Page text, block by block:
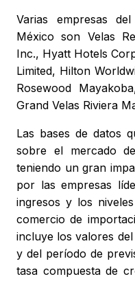
Varias empresas
México son Velas
Inc., Hyatt Hotels
Limited, Hilton
Rosewood
Grand Velas Riviera
Las bases de datos
sobre el mercado
teniendo un gran
por las empresas
ingresos y los
comercio de
incluye los valores
y del período de
tasa compuesta de